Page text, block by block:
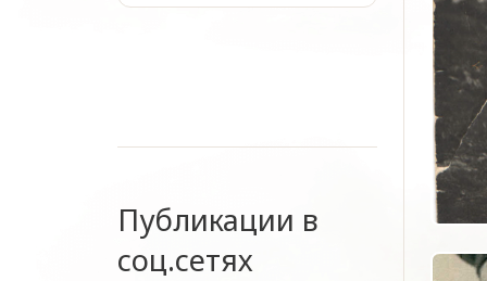
Публикации в
соц.сетях